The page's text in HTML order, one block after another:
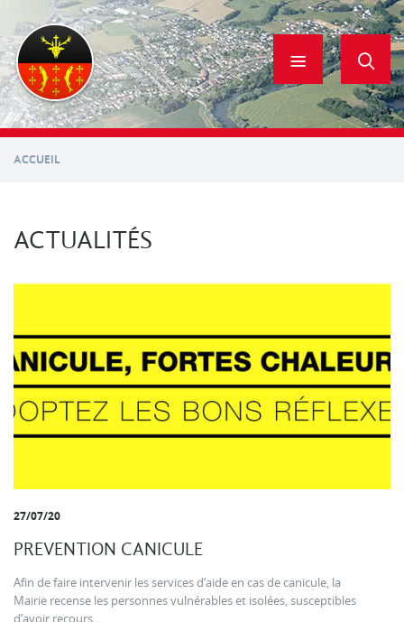
contenu
principal
ACCUEIL
ACTUALITÉS
27/07/20
PREVENTION CANICULE
Afin de faire intervenir les services d’aide en cas de canicule, la
Mairie recense les personnes vulnérables et isolées, susceptibles
d’avoir recours...